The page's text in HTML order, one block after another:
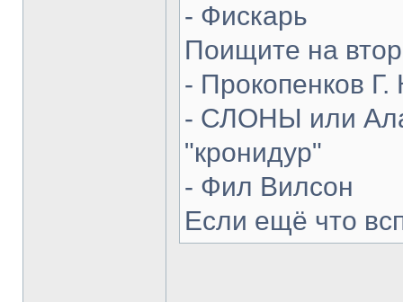
- Фискарь
Поищите на
- Прокопенков Г.
- СЛОНЫ или
"кронидур"
- Фил Вилсон
Если ещё что